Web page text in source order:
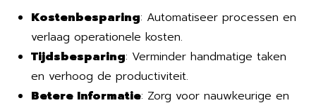
Kostenbesparing: Automatiseer processen en
verlaag operationele kosten.
Tijdsbesparing: Verminder handmatige taken
en verhoog de productiviteit.
Betere Informatie: Zorg voor nauwkeurige en